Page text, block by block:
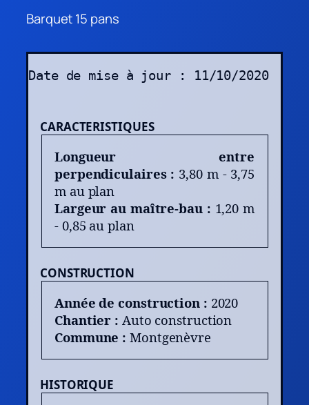
Barquet 15 pans
Date de mise à jour : 11/10/2020
CARACTERISTIQUES
Longueur entre
perpendiculaires : 3,80 m - 3,75
m au plan
Largeur au maître-bau : 1,20 m
- 0,85 au plan
CONSTRUCTION
Année de construction : 2020
Chantier : Auto construction
Commune : Montgenèvre
HISTORIQUE